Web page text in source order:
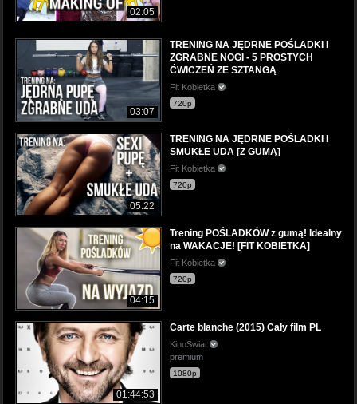
02:05
03:07
TRENING NA JĘDRNE POŚLADKI I
ZGRABNE NOGI - 5 PROSTYCH
ĆWICZEŃ ZE SZTANGĄ
Fit Kobietka
720p
05:22
TRENING NA JĘDRNE POŚLADKI I
SMUKŁE UDA [Z GUMĄ]
Fit Kobietka
720p
04:15
Trening POŚLADKÓW z gumą! Idealny
na WAKACJE! [FIT KOBIETKA]
Fit Kobietka
720p
01:44:53
Carte blanche (2015) Cały film PL
KinoSwiat
premium
1080p